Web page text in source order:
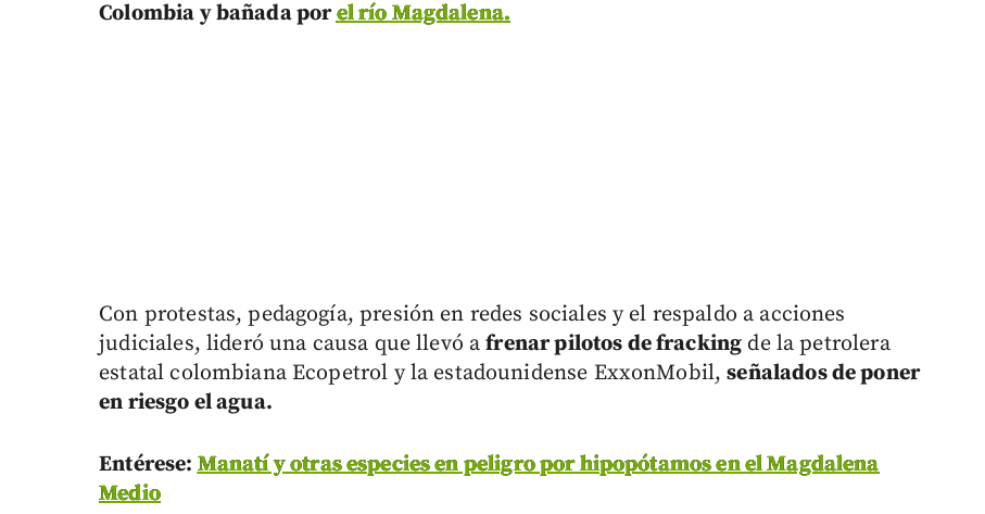
Colombia y bañada porel río Magdalena.
Con protestas, pedagogía, presión en redes sociales y el respaldo a acciones
judiciales, lideró una causa que llevó afrenar pilotos de fracking de la petrolera
estatal colombiana Ecopetrol y la estadounidense ExxonMobil,señalados de poner
en riesgo el agua.
Entérese:Manatí y otras especies en peligro por hipopótamos en el Magdalena
Medio